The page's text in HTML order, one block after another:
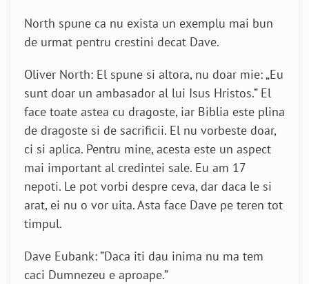
North spune ca nu exista un exemplu mai bun
de urmat pentru crestini decat Dave.
Oliver North: El spune si altora, nu doar mie: „Eu
sunt doar un ambasador al lui Isus Hristos.” El
face toate astea cu dragoste, iar Biblia este plina
de dragoste si de sacrificii. El nu vorbeste doar,
ci si aplica. Pentru mine, acesta este un aspect
mai important al credintei sale. Eu am 17
nepoti. Le pot vorbi despre ceva, dar daca le si
arat, ei nu o vor uita. Asta face Dave pe teren tot
timpul.
Dave Eubank: ”Daca iti dau inima nu ma tem
caci Dumnezeu e aproape.”